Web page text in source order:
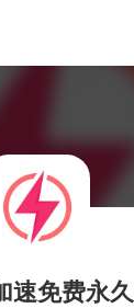
速免费永久